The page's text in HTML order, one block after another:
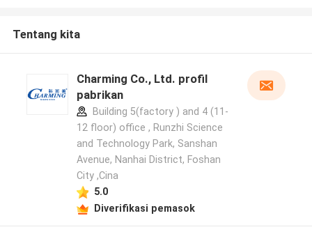
Tentang kita
Charming Co., Ltd. profil
pabrikan
Building 5(factory ) and 4 (11-
12 floor) office , Runzhi Science
and Technology Park, Sanshan
Avenue, Nanhai District, Foshan
City ,Cina
5.0
Diverifikasi pemasok